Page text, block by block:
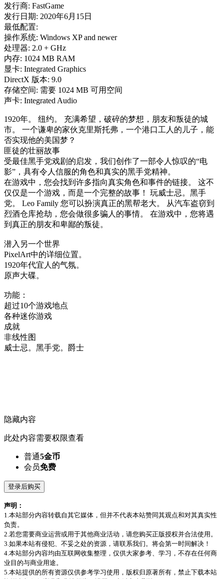
发行商: FastGame
发行日期: 2020年6月15日
最低配置:
操作系统: Windows XP and newer
处理器: 2.0 + GHz
内存: 1024 MB RAM
显卡: Integrated Graphics
DirectX 版本: 9.0
存储空间: 需要 1024 MB 可用空间
声卡: Integrated Audio
1920年。 纽约。 充满希望，破碎的梦想，朋友和叛徒的城
市。 一个谦卑的家伙克里斯托弗，一个港口工人的儿子，能
否实现他的美国梦？
匪徒的壮丽故事
受最佳黑手党戏剧的启发，我们创作了一部令人惊叹的“电
影”，具有令人信服的角色和真实的黑手党精神。
在游戏中，您会找到许多指向真实角色和事件的链接。 这不
仅仅是一个游戏，而是一个完整的故事！ 玩威士忌。黑手
党。 Leo Family 您可以扮演真正的黑帮老大。 从汽车盗窃到
烈酒仓库抢劫，您会做很多骗人的事情。 在游戏中，您将遇
到真正的朋友和卑鄙的叛徒。
潜入另一个世界
PixelArt中的详细位置。
1920年代宜人的气氛。
原声大碟。
功能：
超过10个游戏地点
各种迷你游戏
成就
非线性图
威士忌。黑手党。爵士
隐藏内容
此处内容需要权限查看
普通5金币
会员免费
登录后购买
声明：
1.本站部分内容转载自其它媒体，但并不代表本站赞同其观点和对其真实性
负责。
2.若您需要商业运营或用于其他商业活动，请您购买正版授权并合法使用。
3.如果本站有侵犯、不妥之处的资源，请联系我们。将会第一时间解决！
4.本站部分内容均由互联网收集整理，仅供大家参考、学习，不存在任何商
业目的与商业用途。
5.本站提供的所有资源仅供参考学习使用，版权归原著所有，禁止下载本站